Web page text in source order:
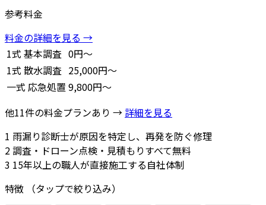
参考料金
料金の詳細を見る →
1式 基本調査 0円～
1式 散水調査 25,000円～
一式 応急処置 9,800円～
他11件の料金プランあり → 詳細を見る
1 雨漏り診断士が原因を特定し、再発を防ぐ修理
2調査・ドローン点検・見積もりすべて無料
3 15年以上の職人が直接施工する自社体制
特徴
（タップで絞り込み）